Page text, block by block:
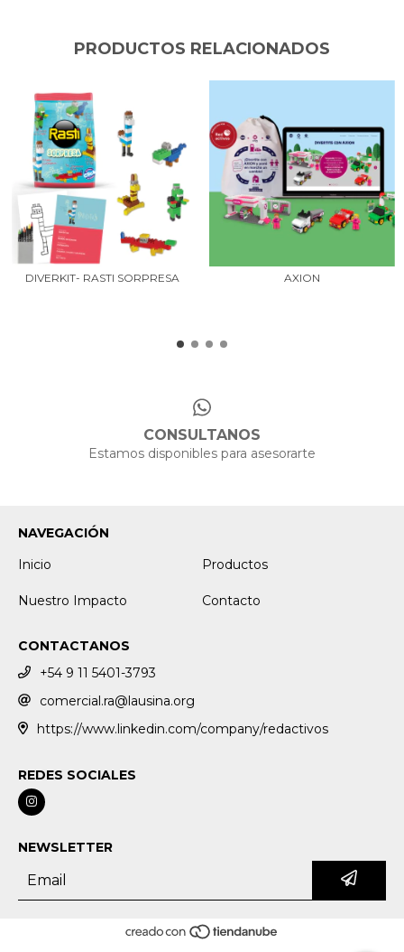
PRODUCTOS RELACIONADOS
DIVERKIT- RASTI SORPRESA AXION
CONSULTANOS
Estamos disponibles para asesorarte
NAVEGACIÓN
Inicio
Productos
Nuestro Impacto Contacto
CONTACTANOS
+54 9 11 5401-3793
comercial.ra@lausina.org
https://www.linkedin.com/company/redactivos
REDES SOCIALES
NEWSLETTER